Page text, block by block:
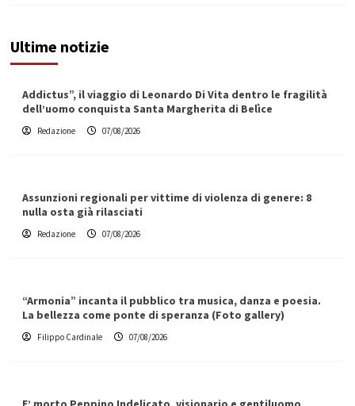
Ultime notizie
Addictus”, il viaggio di Leonardo Di Vita dentro le fragilità
dell’uomo conquista Santa Margherita di Belìce
Redazione 07/08/2026
Assunzioni regionali per vittime di violenza di genere: 8
nulla osta già rilasciati
Redazione 07/08/2026
“Armonia” incanta il pubblico tra musica, danza e poesia.
La bellezza come ponte di speranza (Foto gallery)
Filippo Cardinale 07/08/2026